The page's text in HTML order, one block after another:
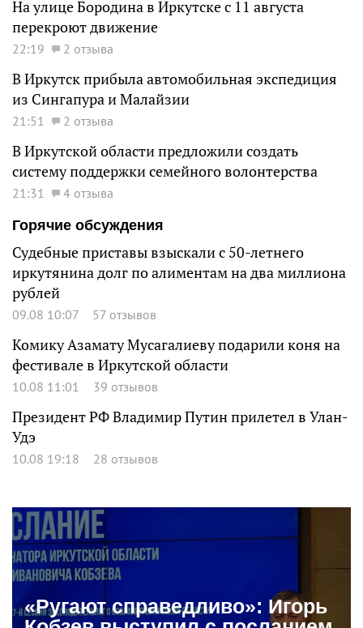
На улице Бородина в Иркутске с 11 августа
перекроют движение
22:19 2 отзыва
В Иркутск прибыла автомобильная экспедиция
из Сингапура и Малайзии
21:51 2 отзыва
В Иркутской области предложили создать
систему поддержки семейного волонтерства
21:31
4 отзыва
Горячие обсуждения
Судебные приставы взыскали с 50-летнего
иркутянина долг по алиментам на два миллиона
рублей
09.08 10:07 57 отзывов
Комику Азамату Мусагалиеву подарили коня на
фестивале в Иркутской области
10.08 11:01 39 отзывов
Президент РФ Владимир Путин прилетел в Улан-
Удэ
10.08 19:18 28 отзывов
«Ругают справедливо»: Игорь